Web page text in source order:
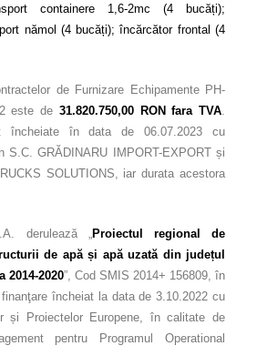
containere 1,6-2mc (4 bucăți);
nămol (4 bucăți); încărcător frontal (4
de Furnizare Echipamente PH-
este de 31.820.750,00 RON fara TVA
încheiate în data de 06.07.2023 cu
S.C. GRĂDINARU IMPORT-EXPORT și
SOLUTIONS, iar durata acestora
derulează „ Proiectul regional de
de apă și apă uzată din județul
2014-2020”, Cod SMIS 2014+ 156809, în
încheiat la data de 3.10.2022 cu
și Proiectelor Europene, în calitate de
pentru Programul Operational